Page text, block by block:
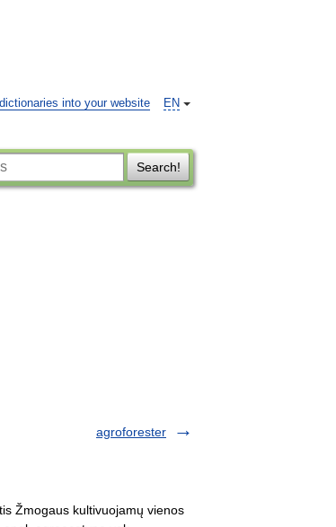
EN
into your website
Search!
agroforester
Žmogaus kultivuojamų vienos